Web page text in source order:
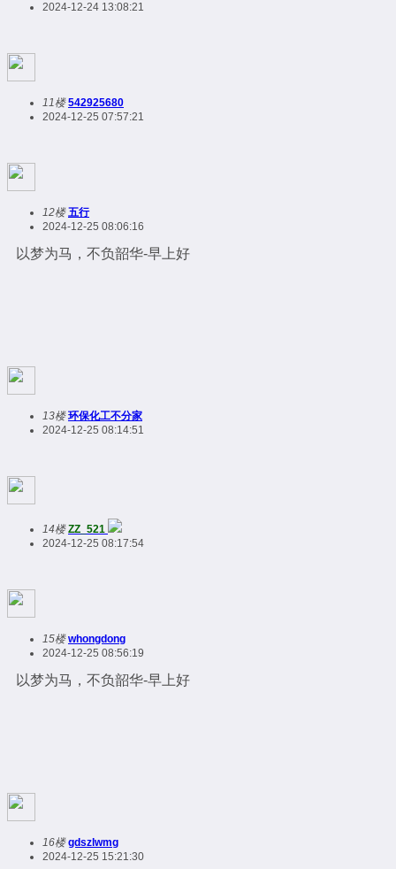
2024-12-24 13:08:21
11楼 542925680
2024-12-25 07:57:21
12楼 五行
2024-12-25 08:06:16
以梦为马，不负韶华-早上好
13楼 环保化工不分家
2024-12-25 08:14:51
14楼 ZZ_521
2024-12-25 08:17:54
15楼 whongdong
2024-12-25 08:56:19
以梦为马，不负韶华-早上好
16楼 gdszlwmg
2024-12-25 15:21:30